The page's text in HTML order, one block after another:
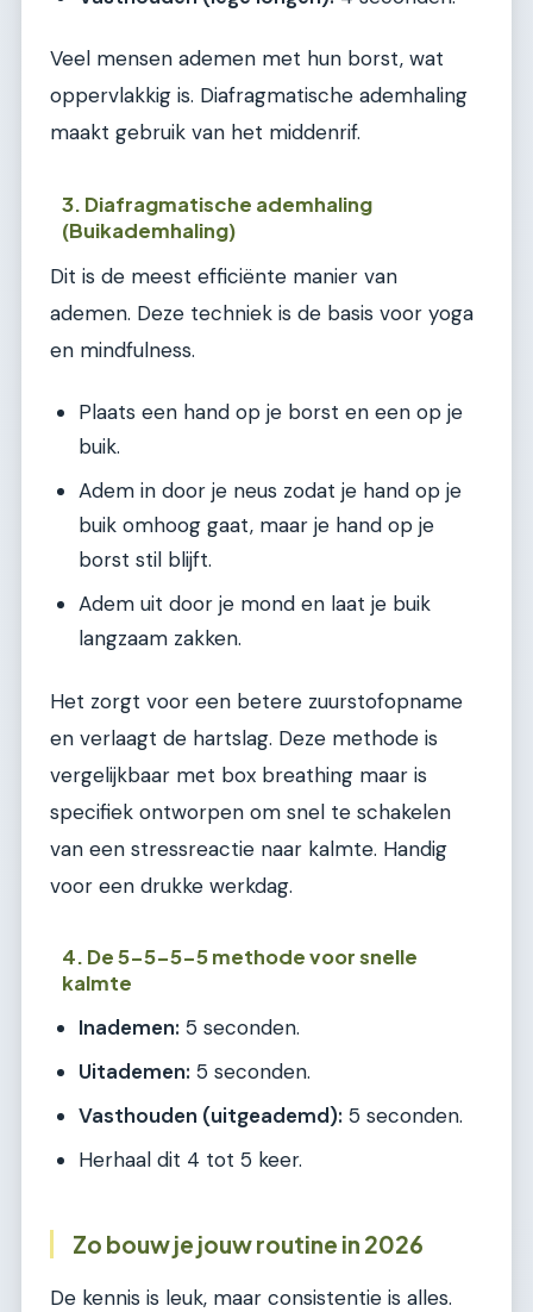
Veel mensen ademen met hun borst, wat
oppervlakkig is. Diafragmatische ademhaling
maakt gebruik van het middenrif.
3. Diafragmatische ademhaling
(Buikademhaling)
Dit is de meest efficiënte manier van
ademen. Deze techniek is de basis voor yoga
en mindfulness.
Plaats een hand op je borst en een op je
buik.
Adem in door je neus zodat je hand op je
buik omhoog gaat, maar je hand op je
borst stil blijft.
Adem uit door je mond en laat je buik
langzaam zakken.
Het zorgt voor een betere zuurstofopname
en verlaagt de hartslag. Deze methode is
vergelijkbaar met box breathing maar is
specifiek ontworpen om snel te schakelen
van een stressreactie naar kalmte. Handig
voor een drukke werkdag.
4. De 5-5-5-5 methode voor snelle
kalmte
Inademen: 5 seconden.
Uitademen: 5 seconden.
Vasthouden (uitgeademd): 5 seconden.
Herhaal dit 4 tot 5 keer.
Zo bouw je jouw routine in 2026
De kennis is leuk, maar consistentie is alles.